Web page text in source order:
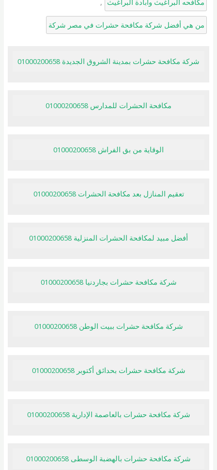
مكافحه البراغيث وابادة البراغيث ,
من هي أفضل شركة مكافحة حشرات في مصر شركة
شركة مكافحة حشرات بمدينة الشروق الجديدة 01000200658
مكافحة الحشرات للمدارس 01000200658
الوقاية من بق الفراش 01000200658
تعقيم المنازل بعد مكافحة الحشرات 01000200658
أفضل مبيد لمكافحة الحشرات المنزلية 01000200658
شركة مكافحة حشرات بجاردنيا 01000200658
شركة مكافحة حشرات ببيت الوطن 01000200658
شركة مكافحة حشرات بحدائق أكتوبر 01000200658
شركة مكافحة حشرات بالعاصمة الإدارية 01000200658
شركة مكافحة حشرات بالهضبة الوسطى 01000200658